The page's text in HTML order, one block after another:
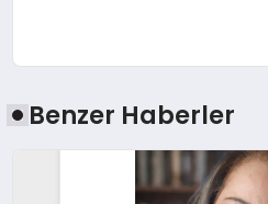
Benzer Haberler